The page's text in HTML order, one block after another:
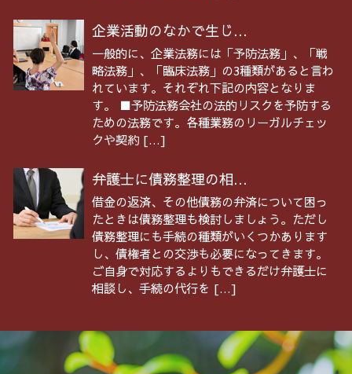
企業活動のなかで生じ...
一般的に、企業法務には「予防法務」、「戦
略法務」、「臨床法務」の3種類があると言わ
れています。それぞれ下記の内容となりま
す。 ■予防法務会社の法的リスクを予防する
ための法務です。各種業務のリーガルチェッ
クや契約 […]
弁護士に債務整理の相...
借金の返済、その他債務の弁済について困っ
たときは債務整理も検討しましょう。ただし
債務整理にも手続の種類がいくつかあります
し、債権者との交渉も必要になってきます。
ご自身で対応するよりもできるだけ弁護士に
相談し、手続の代行を […]